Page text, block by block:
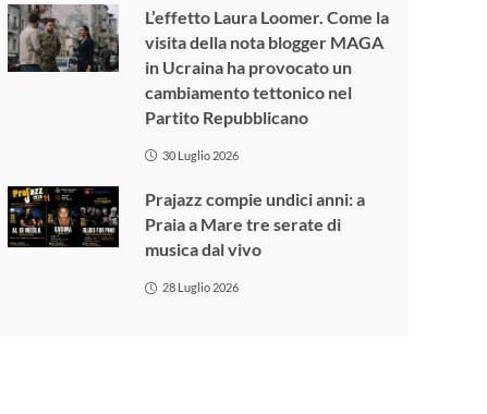
L’effetto Laura Loomer. Come la
visita della nota blogger MAGA
in Ucraina ha provocato un
cambiamento tettonico nel
Partito Repubblicano
30 Luglio 2026
Prajazz compie undici anni: a
Praia a Mare tre serate di
musica dal vivo
28 Luglio 2026